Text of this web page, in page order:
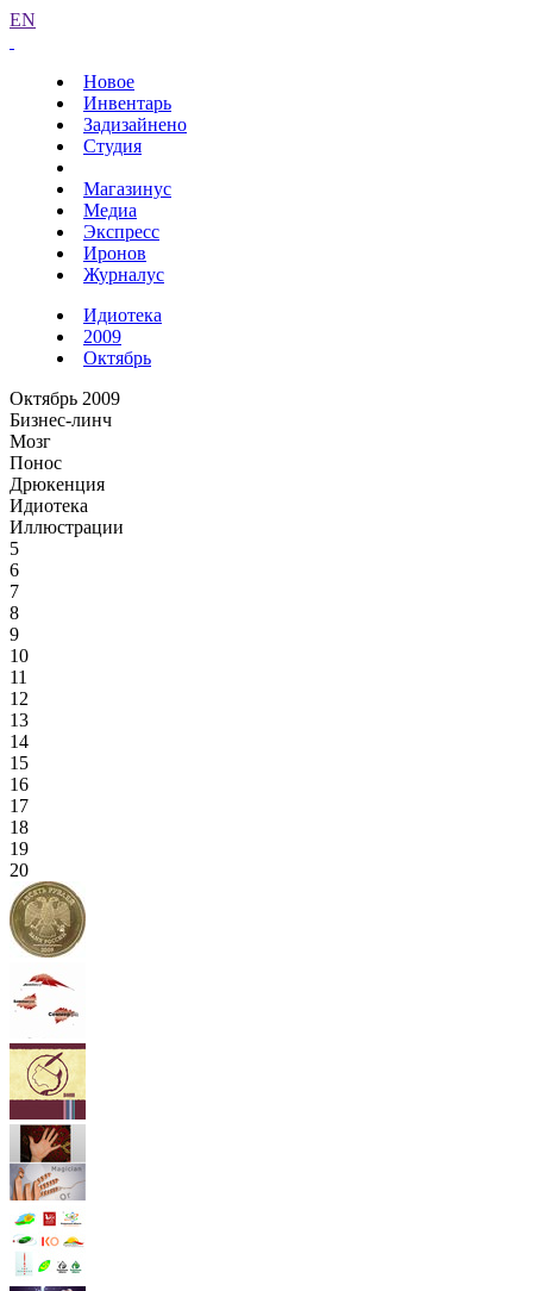
EN
Новое
Инвентарь
Задизайнено
Студия
Магазинус
Медиа
Экспресс
Иронов
Журналус
Идиотека
2009
Октябрь
Октябрь 2009
Бизнес-линч
Мозг
Понос
Дрюкенция
Идиотека
Иллюстрации
5
6
7
8
9
10
11
12
13
14
15
16
17
18
19
20